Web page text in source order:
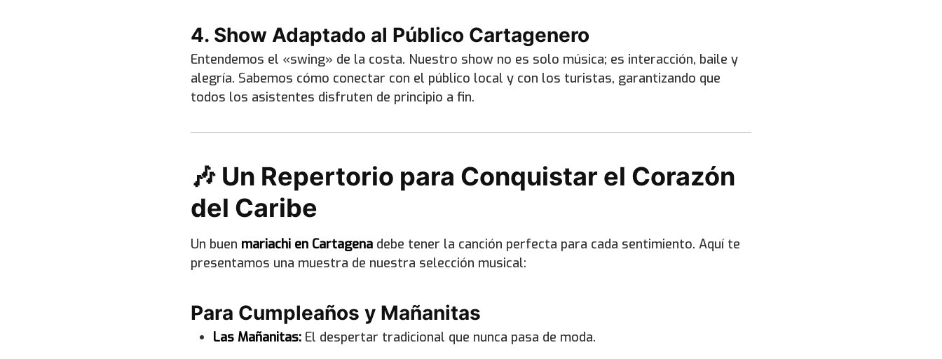
4. Show Adaptado al Público Cartagenero
Entendemos el «swing» de la costa. Nuestro show no es solo música; es interacción, baile y
alegría. Sabemos cómo conectar con el público local y con los turistas, garantizando que
todos los asistentes disfruten de principio a fin.
🎶 Un Repertorio para Conquistar el Corazón
del Caribe
Un buen mariachi en Cartagena debe tener la canción perfecta para cada sentimiento. Aquí te
presentamos una muestra de nuestra selección musical:
Para Cumpleaños y Mañanitas
Las Mañanitas: El despertar tradicional que nunca pasa de moda.